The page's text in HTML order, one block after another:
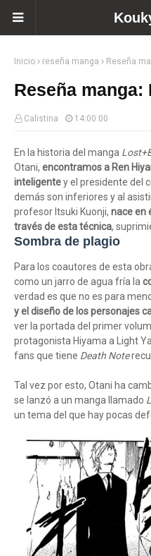
Inicio reseña manga Reseña
Reseña manga:
Calistina 14:00:00
En la historia del manga
Otani, encontramos a Ren
inteligentey el presidente del
demás son inferiores y al
profesor Itsuki Kuonji, nace en
través de esta técnica,
Sombra de plagio
Para los coautores de esta
como un jarro de agua fría la
verdad es que no es para
y el diseño de los personajes
ver la portada del primer
protagonista Hiyama a Light
fans que tiene Death Note
Tal vez por esto, Otani ha
se lanzó a un manga llamado
un tema del que hay pocas